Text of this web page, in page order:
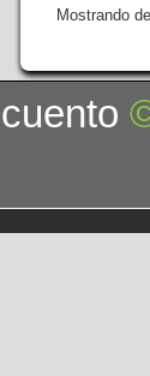
Mostrando
cuento